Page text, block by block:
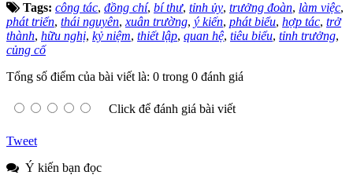
Tags: công tác, đồng chí, bí thư, tỉnh ủy, trưởng đoàn, làm việc,
phát triển, thái nguyên,xuân trường, ý kiến, phát biểu, hợp tác, trở
thành, hữu nghị, kỷ niệm, thiết lập, quan hệ, tiêu biểu, tỉnh trưởng,
củng cố
Tổng số điểm của bài viết là: 0 trong 0 đánh giá
Click để đánh giá bài viết
Tweet
Ý kiến bạn đọc